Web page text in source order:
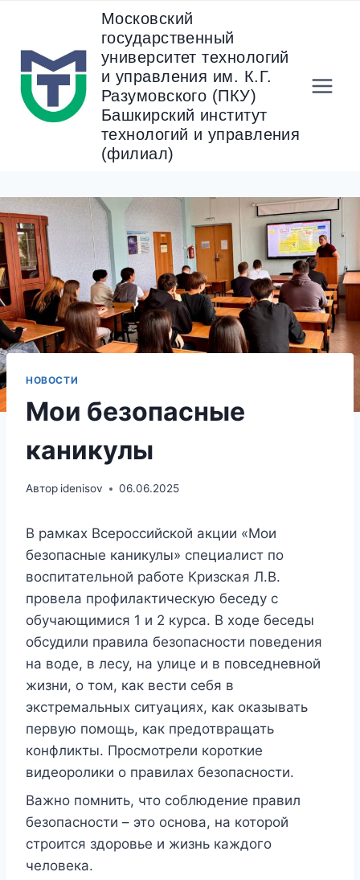
содержанию
Московский
государственный
университет технологий
и управления им. К.Г.
Разумовского (ПКУ)
Башкирский институт
технологий и управления
(филиал)
НОВОСТИ
Мои безопасные
каникулы
Автор idenisov 06.06.2025
В рамках Всероссийской акции «Мои
безопасные каникулы» специалист по
воспитательной работе Кризская Л.В.
провела профилактическую беседу с
обучающимися 1 и 2 курса. В ходе беседы
обсудили правила безопасности поведения
на воде, в лесу, на улице и в повседневной
жизни, о том, как вести себя в
экстремальных ситуациях, как оказывать
первую помощь, как предотвращать
конфликты. Просмотрели короткие
видеоролики о правилах безопасности.
Важно помнить, что соблюдение правил
безопасности – это основа, на которой
строится здоровье и жизнь каждого
человека.